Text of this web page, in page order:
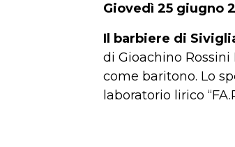
Giovedì 25 giugno
Il barbiere di
di Gioachino
come baritono. Lo
laboratorio lirico